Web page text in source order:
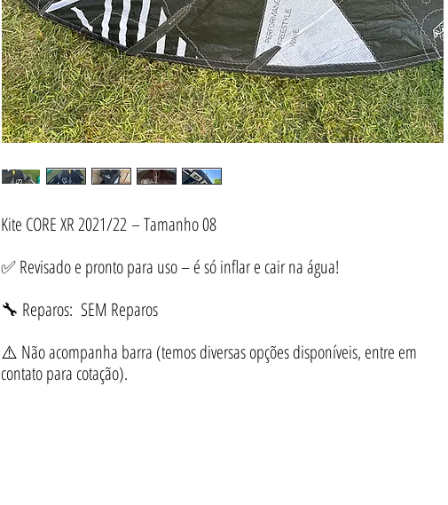
Kite CORE XR 2021/22 – Tamanho 08
✅ Revisado e pronto para uso – é só inflar e cair na água!
🔧 Reparos: SEM Reparos
⚠️ Não acompanha barra (temos diversas opções disponíveis, entre em
contato para cotação).